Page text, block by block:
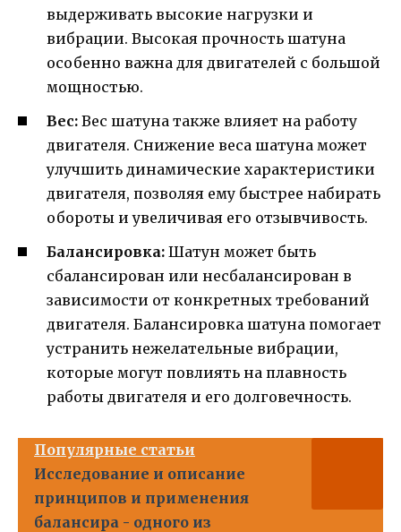
выдерживать высокие нагрузки и
вибрации. Высокая прочность шатуна
особенно важна для двигателей с большой
мощностью.
Вес: Вес шатуна также влияет на работу
двигателя. Снижение веса шатуна может
улучшить динамические характеристики
двигателя, позволяя ему быстрее набирать
обороты и увеличивая его отзывчивость.
Балансировка: Шатун может быть
сбалансирован или несбалансирован в
зависимости от конкретных требований
двигателя. Балансировка шатуна помогает
устранить нежелательные вибрации,
которые могут повлиять на плавность
работы двигателя и его долговечность.
Популярные статьи
Исследование и описание
принципов и применения
балансира - одного из